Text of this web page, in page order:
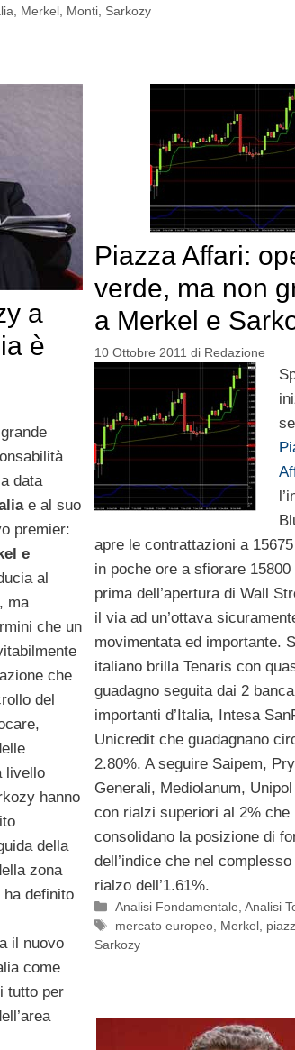
Merkel Monti Sarkozy
a
è
data
e al suo
premier:
e
al
ma
che un
che
del
livello
hanno
della
zona
definito
il nuovo
come
tutto per
Piazza Affari:
verde, ma non
a Merkel e
10 Ottobre 2011 di Redazione
apre le contrattazioni a
in poche ore a sfiorare 15800
prima dell’apertura di Wall
il via ad un’ottava
movimentata ed importante.
italiano brilla Tenaris con
guadagno seguita dai 2
importanti d’Italia, Intesa
Unicredit che guadagnano
2.80%. A seguire Saipem,
Generali, Mediolanum,
con rialzi superiori al 2% che
consolidano la posizione di
dell’indice che nel
rialzo dell’1.61%.
Categorie
Analisi Fondamentale ,Analisi
Tag
mercato europeo Merkel
Sarkozy